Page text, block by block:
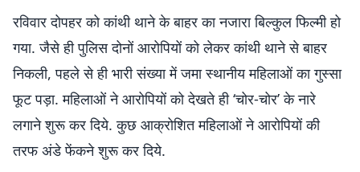
रविवार दोपहर को कांथी थाने के बाहर का नजारा बिल्कुल फिल्मी हो
गया. जैसे ही पुलिस दोनों आरोपियों को लेकर कांथी थाने से बाहर
निकली, पहले से ही भारी संख्या में जमा स्थानीय महिलाओं का गुस्सा
फूट पड़ा. महिलाओं ने आरोपियों को देखते ही ‘चोर-चोर’ के नारे
लगाने शुरू कर दिये. कुछ आक्रोशित महिलाओं ने आरोपियों की
तरफ अंडे फेंकने शुरू कर दिये.